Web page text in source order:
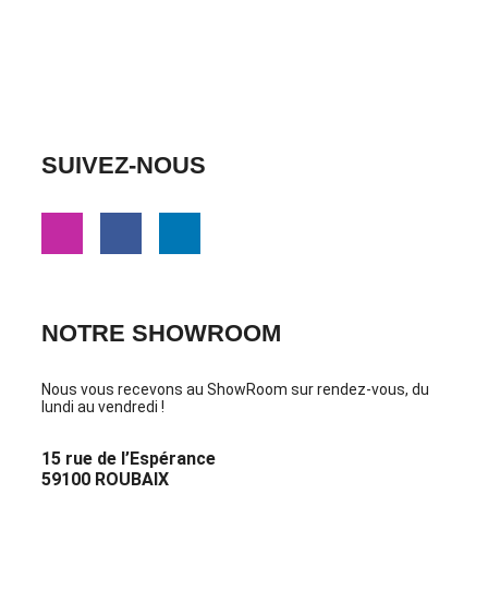
SUIVEZ-NOUS
NOTRE SHOWROOM
Nous vous recevons au ShowRoom sur rendez-vous, du
lundi au vendredi !
15 rue de l’Espérance
59100 ROUBAIX